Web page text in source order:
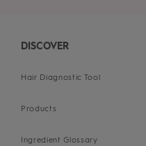
DISCOVER
Hair Diagnostic Tool
Products
Ingredient Glossary